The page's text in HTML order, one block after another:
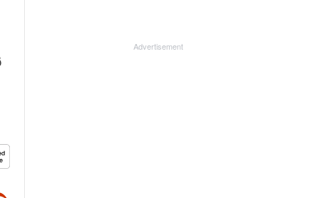
Advertisement